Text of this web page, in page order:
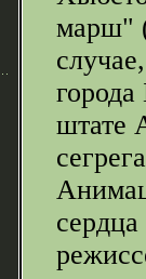
марш"
штате